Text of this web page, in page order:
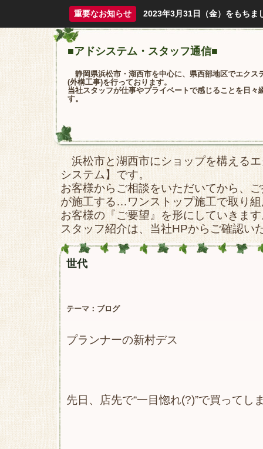
重要なお知らせ 2023年3月31日（金）をもちま
■アドシステム・スタッフ通信■
静岡県浜松市・湖西市を中心に、県西部地区でエクス
(外構工事)を行っております。
当社スタッフが仕事やプライベートで感じることを日々
す。
浜松市と湖西市にショップを構えるエ
システム】です。
お客様からご相談をいただいてから、
が施工する…ワンストップ施工で取り
お客様の『ご要望』を形にしていきま
スタッフ紹介は、当社HPからご確認い
世代
テーマ： ブログ
プランナーの新村デス
先日、店先で“一目惚れ(?)”で買ってし